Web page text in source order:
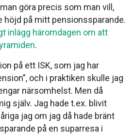
göra precis som man vill,
höjd på mitt pensionssparande.
inlägg häromdagen om att
.
på ett ISK, som jag har
och i praktiken skulle jag
närsomhelst. Men då
själv. Jag hade t.ex. blivit
jag om jag då hade bränt
på en suparresa i